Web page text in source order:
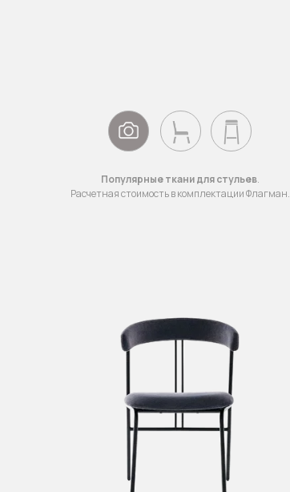
Популярные ткани для стульев.
Расчетная стоимость в комплектации Флагман.